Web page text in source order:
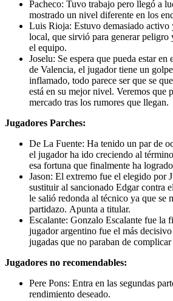
Pacheco: Tuvo trabajo pero llegó a
mostrado un nivel diferente en los
Luis Rioja: Estuvo demasiado activo
local, que sirvió para generar
el equipo.
Joselu: Se espera que pueda estar
de Valencia, el jugador tiene un
inflamado, todo parece ser que se
está en su mejor nivel. Veremos que
mercado tras los rumores que llegan.
Jugadores Parches:
De La Fuente: Ha tenido un par de
el jugador ha ido creciendo al
esa fortuna que finalmente ha
Jason: El extremo fue el elegido por
sustituir al sancionado Edgar contra
le salió redonda al técnico ya que se
partidazo. Apunta a titular.
Escalante: Gonzalo Escalante fue la
jugador argentino fue el más
jugadas que no paraban de
Jugadores no recomendables:
Pere Pons: Entra en las segundas
rendimiento deseado.